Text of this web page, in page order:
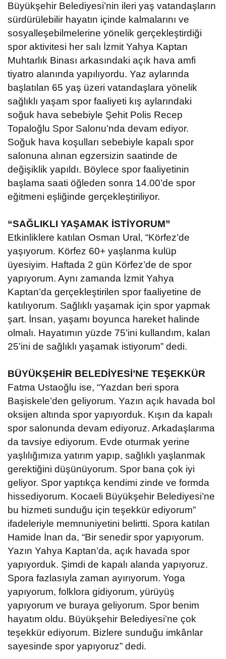
Büyükşehir Belediyesi’nin ileri yaş vatandaşların
sürdürülebilir hayatın içinde kalmalarını ve
sosyalleşebilmelerine yönelik gerçekleştirdiği
spor aktivitesi her salı İzmit Yahya Kaptan
Muhtarlık Binası arkasındaki açık hava amfi
tiyatro alanında yapılıyordu. Yaz aylarında
başlatılan 65 yaş üzeri vatandaşlara yönelik
sağlıklı yaşam spor faaliyeti kış aylarındaki
soğuk hava sebebiyle Şehit Polis Recep
Topaloğlu Spor Salonu’nda devam ediyor.
Soğuk hava koşulları sebebiyle kapalı spor
salonuna alınan egzersizin saatinde de
değişiklik yapıldı. Böylece spor faaliyetinin
başlama saati öğleden sonra 14.00’de spor
eğitmeni eşliğinde gerçekleştiriliyor.
“SAĞLIKLI YAŞAMAK İSTİYORUM”
Etkinliklere katılan Osman Ural, “Körfez’de
yaşıyorum. Körfez 60+ yaşlanma kulüp
üyesiyim. Haftada 2 gün Körfez’de de spor
yapıyorum. Aynı zamanda İzmit Yahya
Kaptan’da gerçekleştirilen spor faaliyetine de
katılıyorum. Sağlıklı yaşamak için spor yapmak
şart. İnsan, yaşamı boyunca hareket halinde
olmalı. Hayatımın yüzde 75’ini kullandım, kalan
25’ini de sağlıklı yaşamak istiyorum” dedi.
BÜYÜKŞEHİR BELEDİYESİ’NE TEŞEKKÜR
Fatma Ustaoğlu ise, “Yazdan beri spora
Başiskele’den geliyorum. Yazın açık havada bol
oksijen altında spor yapıyorduk. Kışın da kapalı
spor salonunda devam ediyoruz. Arkadaşlarıma
da tavsiye ediyorum. Evde oturmak yerine
yaşlılığımıza yatırım yapıp, sağlıklı yaşlanmak
gerektiğini düşünüyorum. Spor bana çok iyi
geliyor. Spor yaptıkça kendimi zinde ve formda
hissediyorum. Kocaeli Büyükşehir Belediyesi’ne
bu hizmeti sunduğu için teşekkür ediyorum”
ifadeleriyle memnuniyetini belirtti. Spora katılan
Hamide İnan da, “Bir senedir spor yapıyorum.
Yazın Yahya Kaptan’da, açık havada spor
yapıyorduk. Şimdi de kapalı alanda yapıyoruz.
Spora fazlasıyla zaman ayırıyorum. Yoga
yapıyorum, folklora gidiyorum, yürüyüş
yapıyorum ve buraya geliyorum. Spor benim
hayatım oldu. Büyükşehir Belediyesi’ne çok
teşekkür ediyorum. Bizlere sunduğu imkânlar
sayesinde spor yapıyoruz” dedi.